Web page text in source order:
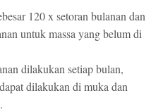
120 x setoran bulanan dan
untuk massa yang belum di
dilakukan setiap bulan,
dilakukan di muka dan